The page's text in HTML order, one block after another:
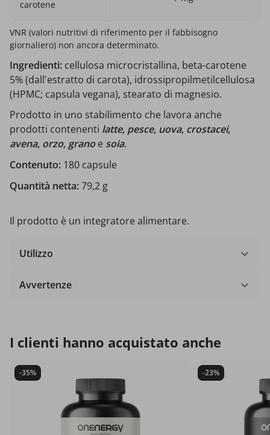
carotene
VNR (valori nutritivi di riferimento per il fabbisogno
giornaliero) non ancora determinato.
Ingredienti: cellulosa microcristallina, beta-carotene
5% (dall'estratto di carota), idrossipropilmetilcellulosa
(HPMC; capsula vegana), stearato di magnesio.
Prodotto in uno stabilimento che lavora anche
prodotti contenenti latte, pesce, uova, crostacei,
avena, orzo, granoe soia.
Contenuto: 180 capsule
Quantità netta:79,2 g
Il prodotto è un integratore alimentare.
Utilizzo
Avvertenze
I clienti hanno acquistato anche
-35% -23%